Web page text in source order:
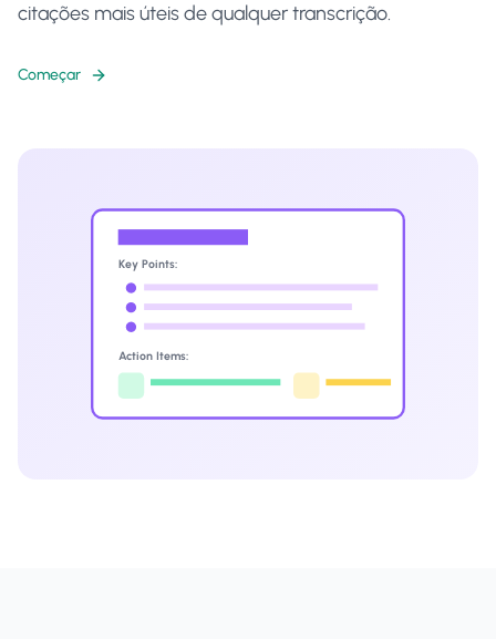
citações mais úteis de qualquer transcrição.
Começar
Key Points:
Action Items: